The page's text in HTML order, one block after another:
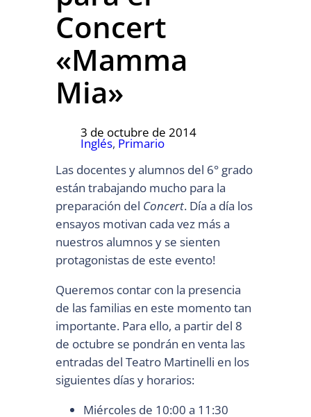
Concert
«Mamma
Mia»
3 de octubre de 2014
Inglés, Primario
Las docentes y alumnos del 6° grado
están trabajando mucho para la
preparación del Concert. Día a día los
ensayos motivan cada vez más a
nuestros alumnos y se sienten
protagonistas de este evento!
Queremos contar con la presencia
de las familias en este momento tan
importante. Para ello, a partir del 8
de octubre se pondrán en venta las
entradas del Teatro Martinelli en los
siguientes días y horarios:
Miércoles de 10:00 a 11:30